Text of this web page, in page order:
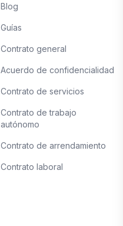
Blog
Guías
Contrato general
Acuerdo de confidencialidad
Contrato de servicios
Contrato de trabajo
autónomo
Contrato de arrendamiento
Contrato laboral